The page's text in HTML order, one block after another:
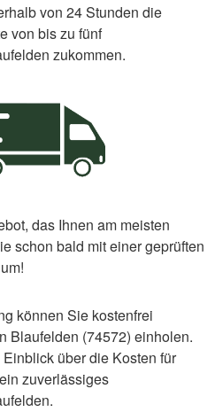
von 24 Stunden die
von bis zu fünf
zukommen.
das Ihnen am meisten
schon bald mit einer geprüften
können Sie kostenfrei
Blaufelden (74572) einholen.
über die Kosten für
zuverlässiges